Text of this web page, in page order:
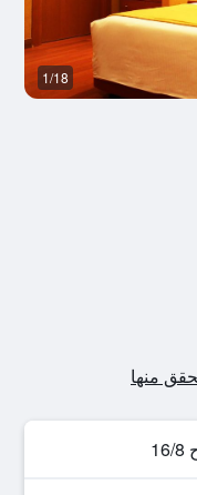
8
1/18